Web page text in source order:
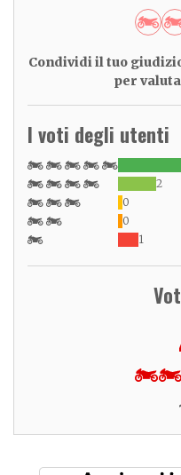
Condividi il tuo
per
I voti degli utenti
2
0
0
1